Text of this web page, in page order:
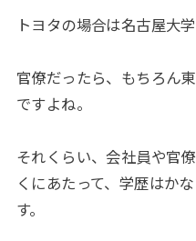
トヨタの場合は名古屋大
官僚だったら、もちろん
ですよね。
それくらい、会社員や官
くにあたって、学歴はか
す。